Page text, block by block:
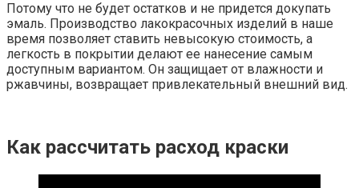
Потому что не будет остатков и не придется докупать
эмаль. Производство лакокрасочных изделий в наше
время позволяет ставить невысокую стоимость, а
легкость в покрытии делают ее нанесение самым
доступным вариантом. Он защищает от влажности и
ржавчины, возвращает привлекательный внешний вид.
Как рассчитать расход краски